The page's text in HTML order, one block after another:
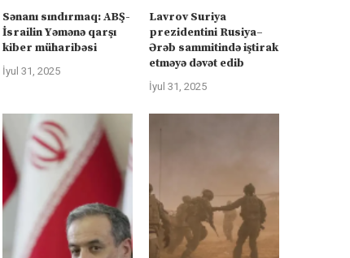
Sənanı sındırmaq: ABŞ-
İsrailin Yəmənə qarşı
kiber müharibəsi
İyul 31, 2025
Lavrov Suriya
prezidentini Rusiya–
Ərəb sammitində iştirak
etməyə dəvət edib
İyul 31, 2025